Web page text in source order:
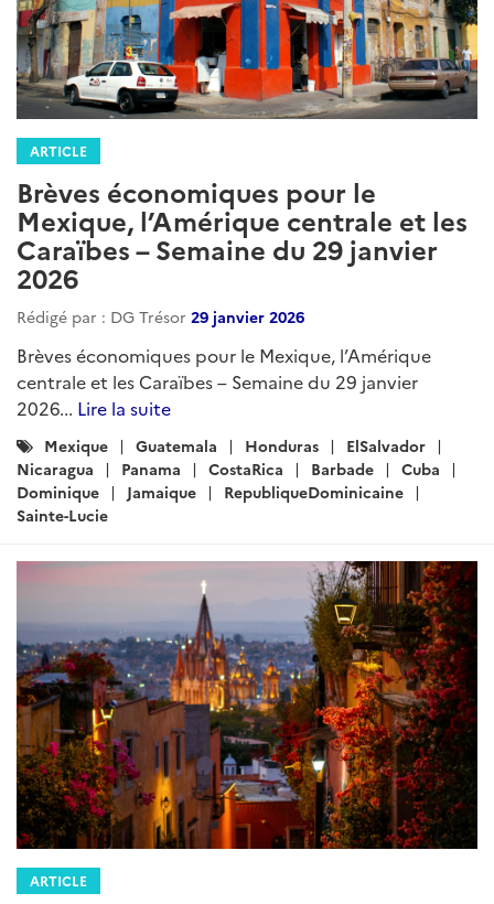
ARTICLE
Brèves économiques pour le
Mexique, l’Amérique centrale et les
Caraïbes – Semaine du 29 janvier
2026
Rédigé par : DG Trésor 29 janvier 2026
Brèves économiques pour le Mexique, l’Amérique
centrale et les Caraïbes – Semaine du 29 janvier
2026... Lire la suite
Catégories
:
Mexique Guatemala Honduras
ElSalvador
Nicaragua
Panama CostaRica Barbade
Cuba
Dominique
Jamaique
RepubliqueDominicaine
Sainte-Lucie
ARTICLE